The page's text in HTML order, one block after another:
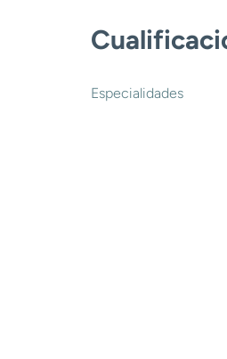
Especialidades